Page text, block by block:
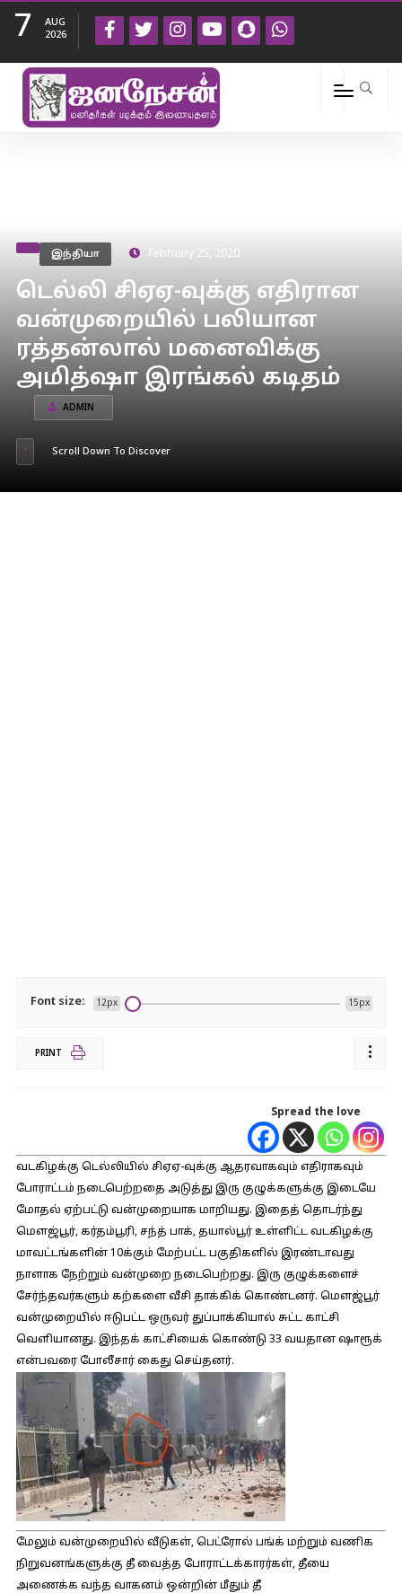
7
AUG
2026
இந்தியா February 25, 2020
டெல்லி சிஏஏ-வுக்கு எதிரான
வன்முறையில் பலியான
ரத்தன்லால் மனைவிக்கு
அமித்ஷா இரங்கல் கடிதம்
ADMIN
Scroll Down To Discover
Font size: 12px 15px
PRINT
Spread the love
வடகிழக்கு டெல்லியில் சிஏஏ-வுக்கு ஆதரவாகவும் எதிராகவும்
போராட்டம் நடைபெற்றதை அடுத்து இரு குழுக்களுக்கு இடையே
மோதல் ஏற்பட்டு வன்முறையாக மாறியது. இதைத் தொடர்ந்து
மெளஜ்பூர், கர்தம்பூரி, சந்த் பாக், தயால்பூர் உள்ளிட்ட வடகிழக்கு
மாவட்டங்களின் 10க்கும் மேற்பட்ட பகுதிகளில் இரண்டாவது
நாளாக நேற்றும் வன்முறை நடைபெற்றது. இரு குழுக்களைச்
சேர்ந்தவர்களும் கற்களை வீசி தாக்கிக் கொண்டனர். மெளஜ்பூர்
வன்முறையில் ஈடுபட்ட ஒருவர் துப்பாக்கியால் சுட்ட காட்சி
வெளியானது. இந்தக் காட்சியைக் கொண்டு 33 வயதான ஷாரூக்
என்பவரை போலீசார் கைது செய்தனர்.
மேலும் வன்முறையில் வீடுகள், பெட்ரோல் பங்க் மற்றும் வணிக
நிறுவனங்களுக்கு தீ வைத்த போராட்டக்காரர்கள், தீயை
அணைக்க வந்த வாகனம் ஒன்றின் மீதும் தீ